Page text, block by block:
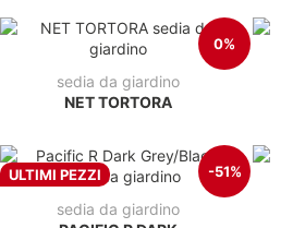
0%
sedia da giardino
NET TORTORA
ULTIMI PEZZI -51%
sedia da giardino